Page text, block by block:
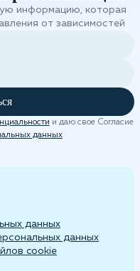
информацию, которая
от зависимостей
и даю свое Согласие
данных
данных
данных
cookie